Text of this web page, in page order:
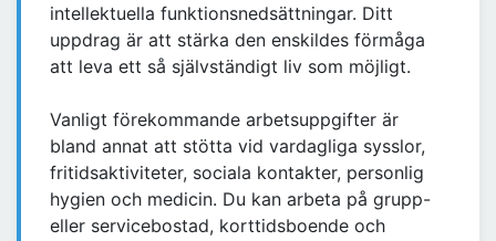
intellektuella funktionsnedsättningar. Ditt
uppdrag är att stärka den enskildes förmåga
att leva ett så självständigt liv som möjligt.
Vanligt förekommande arbetsuppgifter är
bland annat att stötta vid vardagliga sysslor,
fritidsaktiviteter, sociala kontakter, personlig
hygien och medicin. Du kan arbeta på grupp-
eller servicebostad, korttidsboende och